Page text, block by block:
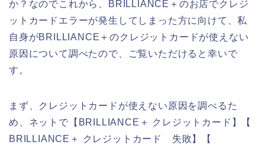
か？なのでこれから、BRILLIANCE＋のお店でクレジ
ットカードエラーが発生してしまった方に向けて、私
自身がBRILLIANCE＋のクレジットカードが使えない
原因について調べたので、ご覧いただけると幸いで
す。
まず、クレジットカードが使えない原因を調べるた
め、ネットで【BRILLIANCE＋ クレジットカード】【
BRILLIANCE＋ クレジットカード 失敗】【